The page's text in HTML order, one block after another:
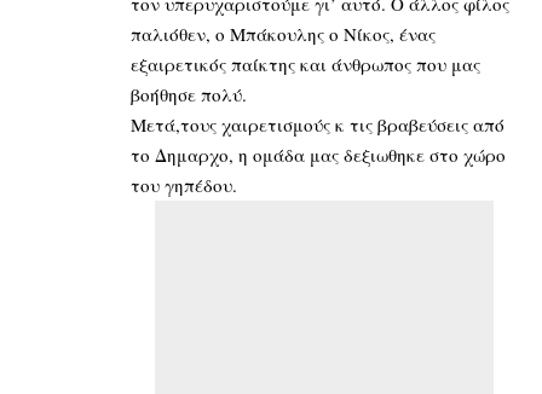
παλιόθεν, ο Μπάκουλης ο Νίκος, ένας
εξαιρετικός παίκτης και άνθρωπος που μας
βοήθησε πολύ.
Μετά,τους χαιρετισμούς κ τις βραβεύσεις από
το Δημαρχο, η ομάδα μας δεξιωθηκε στο χώρο
του γηπέδου.